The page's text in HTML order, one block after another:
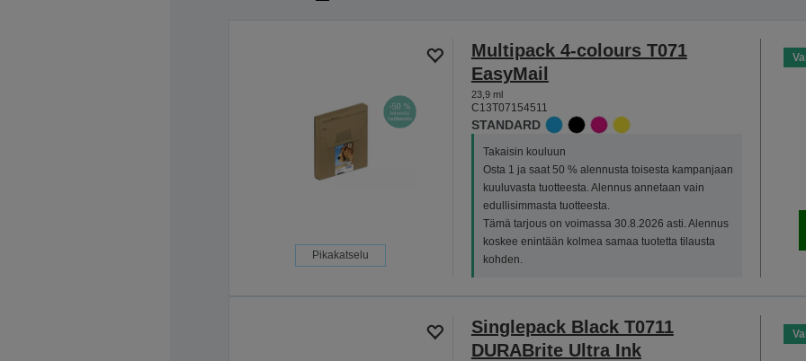
Pikakatselu
Multipack 4-colours T071
EasyMail
23,9 ml
C13T07154511
STANDARD
Takaisin kouluun
Osta 1 ja saat 50 % alennusta toisesta kampanjaan
kuuluvasta tuotteesta. Alennus annetaan vain
edullisimmasta tuotteesta.
Tämä tarjous on voimassa 30.8.2026 asti. Alennus
koskee enintään kolmea samaa tuotetta tilausta
kohden.
Singlepack Black T0711
DURABrite Ultra Ink